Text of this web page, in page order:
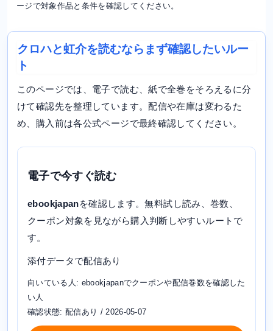
ージで対象作品と条件を確認してください。
クロハと虹介を読むならまず確認したいルー
ト
このページでは、電子で読む、紙で全巻をそろえるに分
けて確認先を整理しています。配信や在庫は変わるた
め、購入前は各公式ページで最終確認してください。
電子で今すぐ読む
ebookjapanを確認します。無料試し読み、巻数、
クーポン対象を見ながら購入判断しやすいルートで
す。
添付データで配信あり
向いている人: ebookjapanでクーポンや配信巻数を確認した
い人
確認状態: 配信あり / 2026-05-07